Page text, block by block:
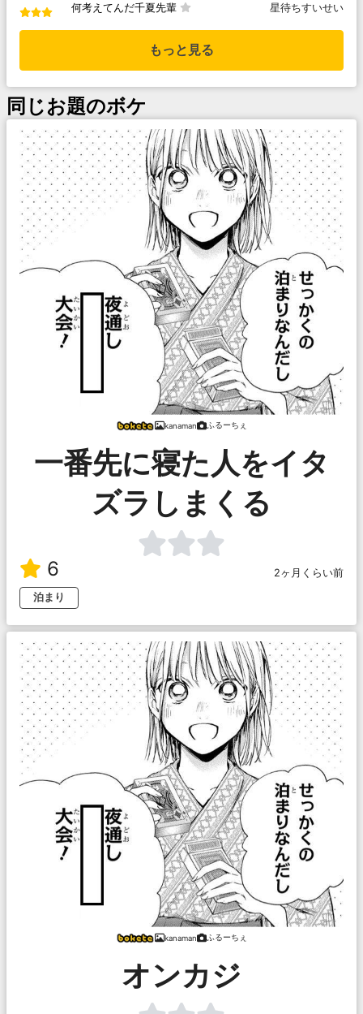
何考えてんだ千夏先輩 星待ちすいせい
もっと見る
同じお題のボケ
kanaman ふるーちぇ
一番先に寝た人をイタ
ズラしまくる
6
2ヶ月くらい前
泊まり
kanaman ふるーちぇ
オンカジ